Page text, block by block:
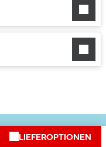
LIEFEROPTIONEN